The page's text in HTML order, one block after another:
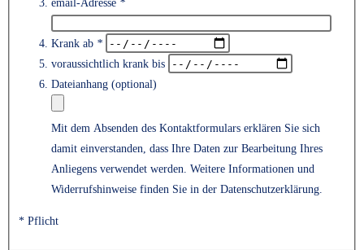
email-Adresse *
Krank ab *
voraussichtlich krank bis
Dateianhang (optional)
Mit dem Absenden des Kontaktformulars erklären Sie sich
damit einverstanden, dass Ihre Daten zur Bearbeitung Ihres
Anliegens verwendet werden. Weitere Informationen und
Widerrufshinweise finden Sie in der Datenschutzerklärung.
* Pflicht